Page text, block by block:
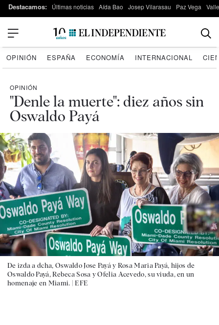
Destacamos: Últimas noticias Aída Bao Josep Vilarasau Paz Vega
OPINIÓN ESPAÑA ECONOMÍA INTERNACIONAL
OPINIÓN
"Denle la muerte": diez años sin
Oswaldo Payá
De izda a dcha, Oswaldo Jose Payá y Rosa Maria Payá, hijos de
Oswaldo Payá, Rebeca Sosa y Ofelia Acevedo, su viuda, en un
homenaje en Miami. |EFE